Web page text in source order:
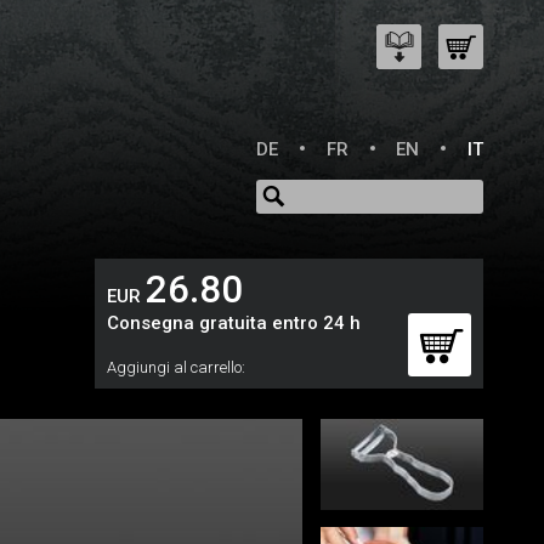
DE FR EN IT
EUR 26.80
Consegna gratuita entro 24 h
Aggiungi al carrello: